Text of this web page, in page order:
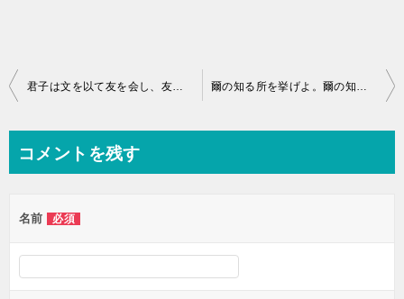
投
ビ
ー
シ
ョ
コメントを残す
名前 必須